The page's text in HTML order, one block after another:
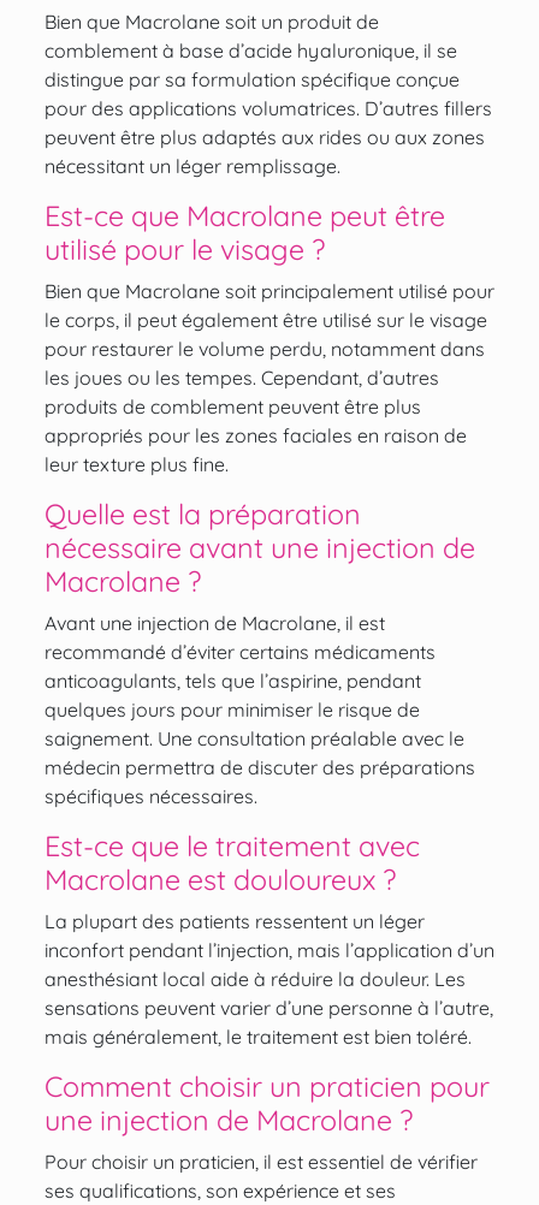
Bien que Macrolane soit un produit de
comblement à base d’acide hyaluronique, il se
distingue par sa formulation spécifique conçue
pour des applications volumatrices. D’autres fillers
peuvent être plus adaptés aux rides ou aux zones
nécessitant un léger remplissage.
Est-ce que Macrolane peut être
utilisé pour le visage ?
Bien que Macrolane soit principalement utilisé pour
le corps, il peut également être utilisé sur le visage
pour restaurer le volume perdu, notamment dans
les joues ou les tempes. Cependant, d’autres
produits de comblement peuvent être plus
appropriés pour les zones faciales en raison de
leur texture plus fine.
Quelle est la préparation
nécessaire avant une injection de
Macrolane ?
Avant une injection de Macrolane, il est
recommandé d’éviter certains médicaments
anticoagulants, tels que l’aspirine, pendant
quelques jours pour minimiser le risque de
saignement. Une consultation préalable avec le
médecin permettra de discuter des préparations
spécifiques nécessaires.
Est-ce que le traitement avec
Macrolane est douloureux ?
La plupart des patients ressentent un léger
inconfort pendant l’injection, mais l’application d’un
anesthésiant local aide à réduire la douleur. Les
sensations peuvent varier d’une personne à l’autre,
mais généralement, le traitement est bien toléré.
Comment choisir un praticien pour
une injection de Macrolane ?
Pour choisir un praticien, il est essentiel de vérifier
ses qualifications, son expérience et ses